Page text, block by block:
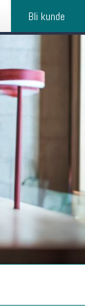
Bli kunde